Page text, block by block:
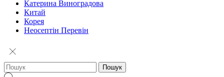
Катерина Виноградова
Китай
Корея
Неосептін Перевін
Пошук